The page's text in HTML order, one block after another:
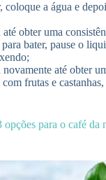
a água e
obter uma
bater, pause o
até obter
frutas e castanhas,
para o café da